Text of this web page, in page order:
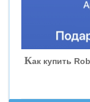
«БАНК
Как купить